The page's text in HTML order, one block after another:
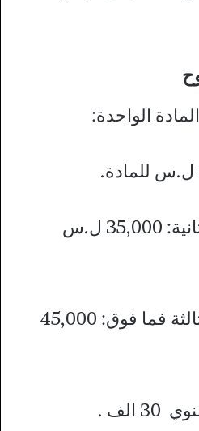
الواحدة:
الرسوب للمرة الثانية: 35,000 ل.س
الرسوب للمرة الثالثة فما فوق: 45,000
.